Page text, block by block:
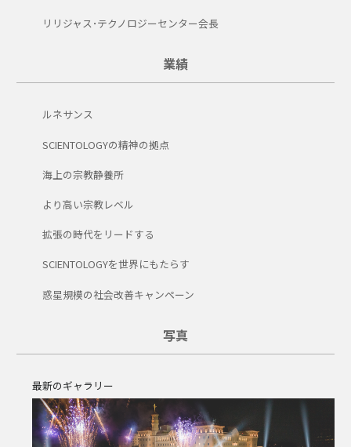
リリジャス･テクノロジーセンター会長
業績
ルネサンス
SCIENTOLOGYの精神の拠点
海上の宗教静養所
より高い宗教レベル
拡張の時代をリードする
SCIENTOLOGYを世界にもたらす
惑星規模の社会改善キャンペーン
写真
最新のギャラリー